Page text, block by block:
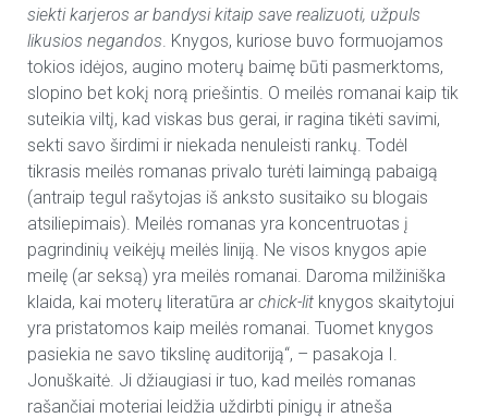
siekti karjeros ar bandysi kitaip save realizuoti, užpuls
likusios negandos . Knygos, kuriose buvo formuojamos
tokios idėjos, augino moterų baimę būti pasmerktoms,
slopino bet kokį norą priešintis. O meilės romanai kaip tik
suteikia viltį, kad viskas bus gerai, ir ragina tikėti savimi,
sekti savo širdimi ir niekada nenuleisti rankų. Todėl
tikrasis meilės romanas privalo turėti laimingą pabaigą
(antraip tegul rašytojas iš anksto susitaiko su blogais
atsiliepimais). Meilės romanas yra koncentruotas į
pagrindinių veikėjų meilės liniją. Ne visos knygos apie
meilę (ar seksą) yra meilės romanai. Daroma milžiniška
klaida, kai moterų literatūra ar chick-lit knygos skaitytojui
yra pristatomos kaip meilės romanai. Tuomet knygos
pasiekia ne savo tikslinę auditoriją“, – pasakoja I.
Jonuškaitė. Ji džiaugiasi ir tuo, kad meilės romanas
rašančiai moteriai leidžia uždirbti pinigų ir atneša